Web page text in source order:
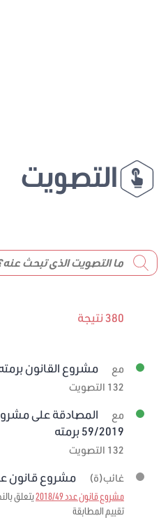
التصويت
380 نتيجة
مع مشروع القانون
132 التصويت
مع
المصادقة على
59/2019 برمته
132 التصويت
غائب(ة) مشروع قانون عدد 2018/49
مشروع قانون عدد 2018/49
يتعلق
تقييم المطابقة